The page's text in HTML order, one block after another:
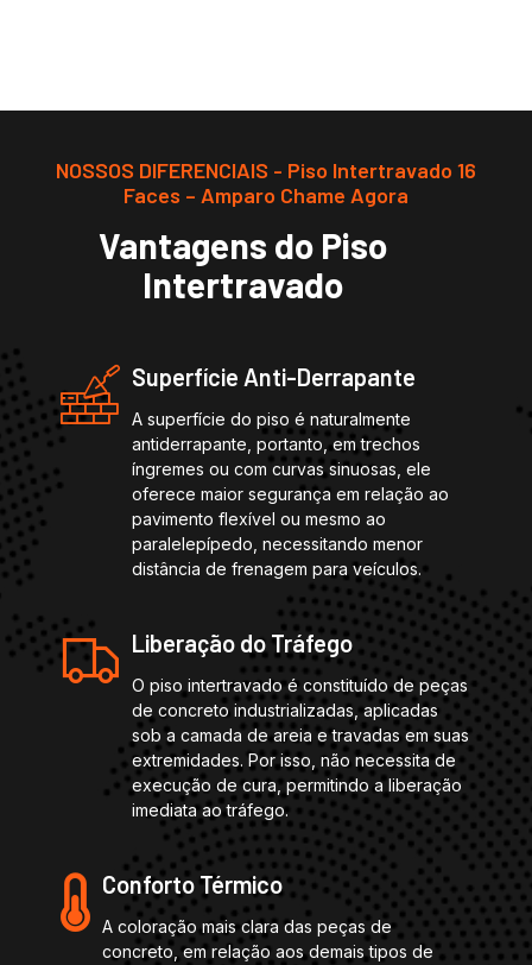
NOSSOS DIFERENCIAIS - Piso Intertravado 16
Faces – Amparo Chame Agora
Vantagens do Piso
Intertravado
Superfície Anti-Derrapante
A superfície do piso é naturalmente
antiderrapante, portanto, em trechos
íngremes ou com curvas sinuosas, ele
oferece maior segurança em relação ao
pavimento flexível ou mesmo ao
paralelepípedo, necessitando menor
distância de frenagem para veículos.
Liberação do Tráfego
O piso intertravado é constituído de peças
de concreto industrializadas, aplicadas
sob a camada de areia e travadas em suas
extremidades. Por isso, não necessita de
execução de cura, permitindo a liberação
imediata ao tráfego.
Conforto Térmico
A coloração mais clara das peças de
concreto, em relação aos demais tipos de